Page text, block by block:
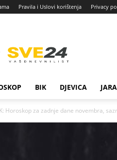
Pravila i Uslovi korištenja Privacy
BIK DJEVICA
Horoskop za zadnje dane novembra,